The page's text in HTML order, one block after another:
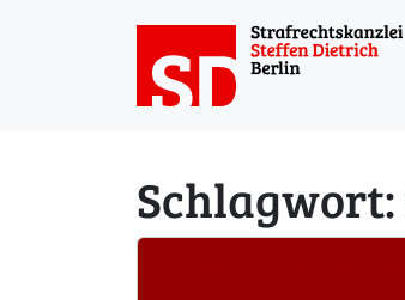
Schlagwort: